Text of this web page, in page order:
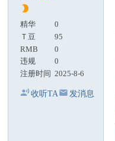
精华
0
Ｔ豆
95
RMB
0
违规
0
注册时间 2025-8-6
收听TA 发消息